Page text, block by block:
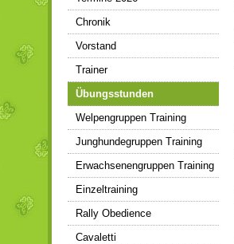
Chronik
Vorstand
Trainer
Übungsstunden
Welpengruppen Training
Junghundegruppen Training
Erwachsenengruppen Training
Einzeltraining
Rally Obedience
Cavaletti